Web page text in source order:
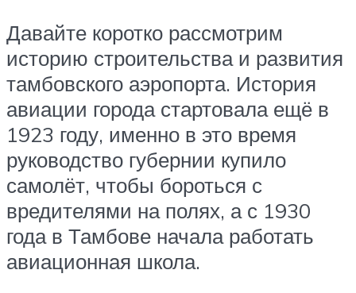
Давайте коротко рассмотрим
историю строительства и развития
тамбовского аэропорта. История
авиации города стартовала ещё в
1923 году, именно в это время
руководство губернии купило
самолёт, чтобы бороться с
вредителями на полях, а с 1930
года в Тамбове начала работать
авиационная школа.